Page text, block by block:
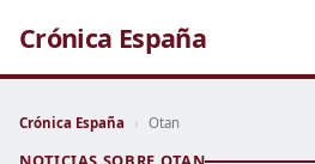
Crónica España
Crónica España › Otan